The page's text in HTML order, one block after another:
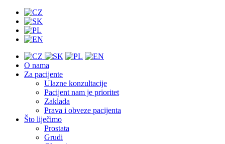
O nama
Za pacijente
Ulazne konzultacije
Pacijent nam je prioritet
Zaklada
Prava i obveze pacijenta
Što liječimo
Prostata
Grudi